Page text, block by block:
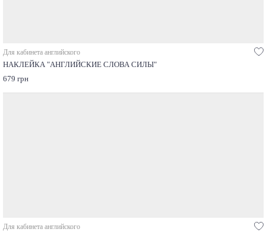
Для кабинета английского
НАКЛЕЙКА "АНГЛИЙСКИЕ СЛОВА СИЛЫ"
679 грн
Для кабинета английского